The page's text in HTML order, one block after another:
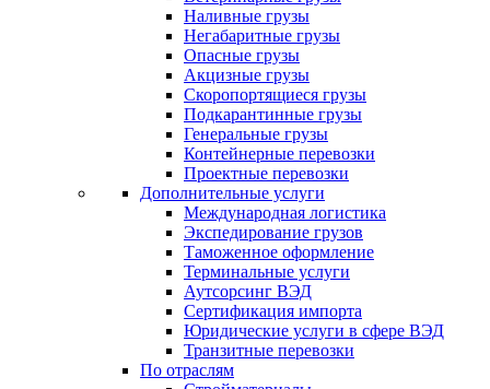
Наливные грузы
Негабаритные грузы
Опасные грузы
Акцизные грузы
Скоропортящиеся грузы
Подкарантинные грузы
Генеральные грузы
Контейнерные перевозки
Проектные перевозки
Дополнительные услуги
Международная логистика
Экспедирование грузов
Таможенное оформление
Терминальные услуги
Аутсорсинг ВЭД
Сертификация импорта
Юридические услуги в сфере ВЭД
Транзитные перевозки
По отраслям